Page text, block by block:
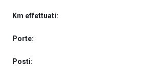
Km effettuati:
Porte:
Posti: